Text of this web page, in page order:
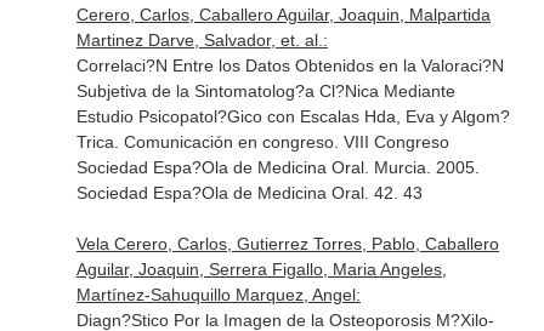
Cerero, Carlos, Caballero Aguilar, Joaquin, Malpartida
Martinez Darve, Salvador, et. al.:
Correlaci?N Entre los Datos Obtenidos en la Valoraci?N
Subjetiva de la Sintomatolog?a Cl?Nica Mediante
Estudio Psicopatol?Gico con Escalas Hda, Eva y Algom?
Trica. Comunicación en congreso. VIII Congreso
Sociedad Espa?Ola de Medicina Oral. Murcia. 2005.
Sociedad Espa?Ola de Medicina Oral. 42. 43
Vela Cerero, Carlos, Gutierrez Torres, Pablo, Caballero
Aguilar, Joaquin, Serrera Figallo, Maria Angeles,
Martínez-Sahuquillo Marquez, Angel:
Diagn?Stico Por la Imagen de la Osteoporosis M?Xilo-